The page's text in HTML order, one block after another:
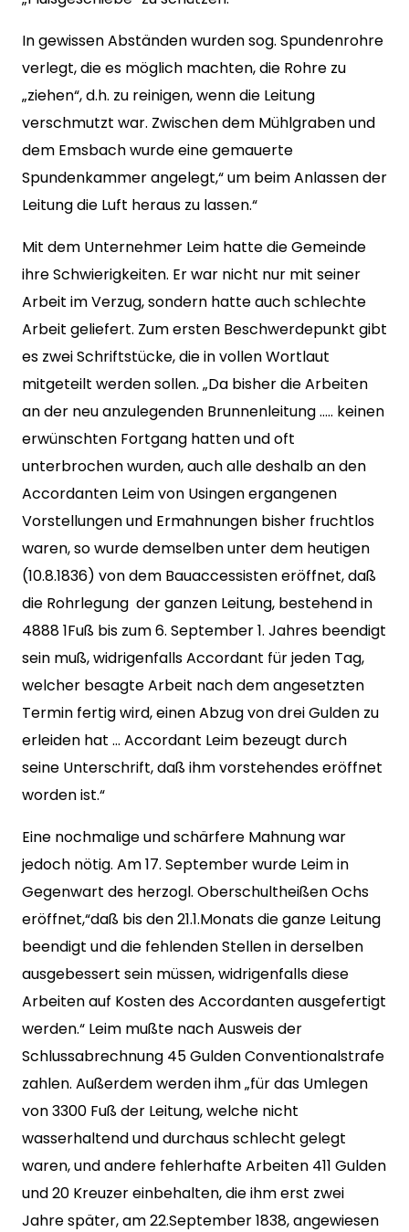
In gewissen Abständen wurden sog. Spundenrohre
verlegt, die es möglich machten, die Rohre zu
„ziehen“, d.h. zu reinigen, wenn die Leitung
verschmutzt war. Zwischen dem Mühlgraben und
dem Emsbach wurde eine gemauerte
Spundenkammer angelegt,“ um beim Anlassen der
Leitung die Luft heraus zu lassen.“
Mit dem Unternehmer Leim hatte die Gemeinde
ihre Schwierigkeiten. Er war nicht nur mit seiner
Arbeit im Verzug, sondern hatte auch schlechte
Arbeit geliefert. Zum ersten Beschwerdepunkt gibt
es zwei Schriftstücke, die in vollen Wortlaut
mitgeteilt werden sollen. „Da bisher die Arbeiten
an der neu anzulegenden Brunnenleitung ….. keinen
erwünschten Fortgang hatten und oft
unterbrochen wurden, auch alle deshalb an den
Accordanten Leim von Usingen ergangenen
Vorstellungen und Ermahnungen bisher fruchtlos
waren, so wurde demselben unter dem heutigen
(10.8.1836) von dem Bauaccessisten eröffnet, daß
die Rohrlegung der ganzen Leitung, bestehend in
4888 1Fuß bis zum 6. September 1. Jahres beendigt
sein muß, widrigenfalls Accordant für jeden Tag,
welcher besagte Arbeit nach dem angesetzten
Termin fertig wird, einen Abzug von drei Gulden zu
erleiden hat … Accordant Leim bezeugt durch
seine Unterschrift, daß ihm vorstehendes eröffnet
worden ist.“
Eine nochmalige und schärfere Mahnung war
jedoch nötig. Am 17. September wurde Leim in
Gegenwart des herzogl. Oberschultheißen Ochs
eröffnet,“daß bis den 21.1.Monats die ganze Leitung
beendigt und die fehlenden Stellen in derselben
ausgebessert sein müssen, widrigenfalls diese
Arbeiten auf Kosten des Accordanten ausgefertigt
werden.“ Leim mußte nach Ausweis der
Schlussabrechnung 45 Gulden Conventionalstrafe
zahlen. Außerdem werden ihm „für das Umlegen
von 3300 Fuß der Leitung, welche nicht
wasserhaltend und durchaus schlecht gelegt
waren, und andere fehlerhafte Arbeiten 411 Gulden
und 20 Kreuzer einbehalten, die ihm erst zwei
Jahre später, am 22.September 1838, angewiesen